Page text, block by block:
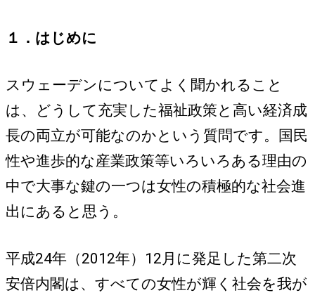
１．はじめに
スウェーデンについてよく聞かれること
は、どうして充実した福祉政策と高い経済成
長の両立が可能なのかという質問です。国民
性や進歩的な産業政策等いろいろある理由の
中で大事な鍵の一つは女性の積極的な社会進
出にあると思う。
平成24年（2012年）12月に発足した第二次
安倍内閣は、すべての女性が輝く社会を我が